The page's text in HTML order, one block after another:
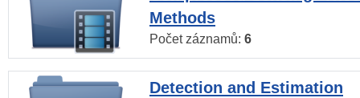
Methods
Počet záznamů: 6
Detection and Estimation